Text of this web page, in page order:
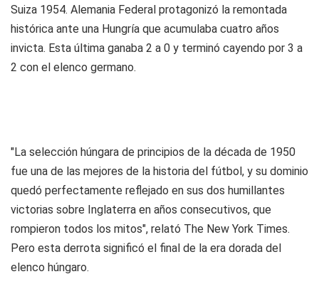
Suiza 1954. Alemania Federal protagonizó la remontada
histórica ante una Hungría que acumulaba cuatro años
invicta. Esta última ganaba 2 a 0 y terminó cayendo por 3 a
2 con el elenco germano.
"La selección húngara de principios de la década de 1950
fue una de las mejores de la historia del fútbol, y su dominio
quedó perfectamente reflejado en sus dos humillantes
victorias sobre Inglaterra en años consecutivos, que
rompieron todos los mitos", relató The New York Times.
Pero esta derrota significó el final de la era dorada del
elenco húngaro.